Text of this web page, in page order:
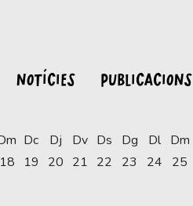
NOTÍCIES PUBLICACIONS
18
Dc
19
Dj
20
Dv
21
Ds
22
Dg
23
Dl
24
Dm
25